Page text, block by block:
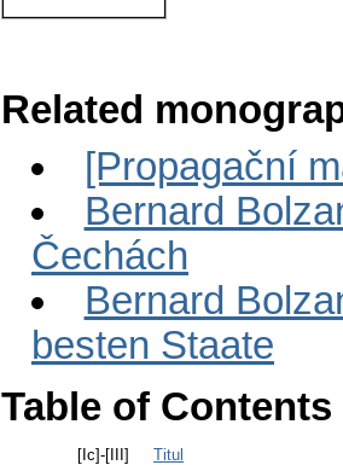
Related
[Propagační
Bernard
Čechách
Bernard
besten Staate
Table of Contents
[Ic]-[III]
Titul